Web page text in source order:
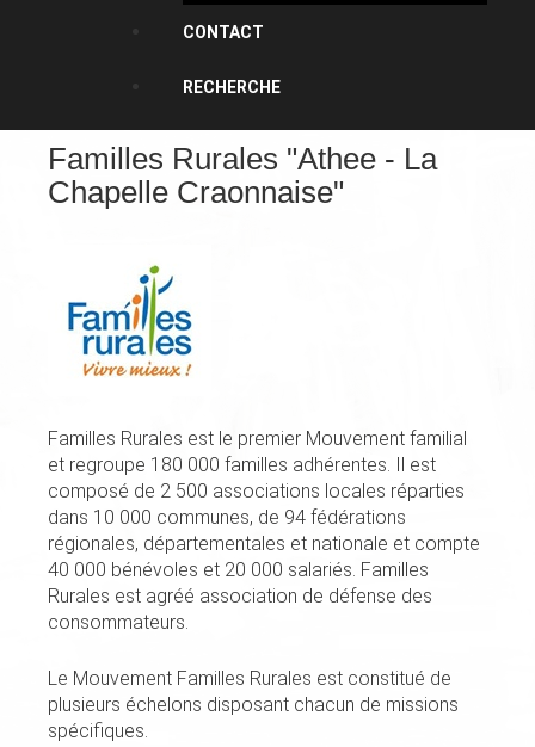
CONTACT
RECHERCHE
Familles Rurales "Athee - La
Chapelle Craonnaise"
Familles Rurales est le premier Mouvement familial
et regroupe 180 000 familles adhérentes. Il est
composé de 2 500 associations locales réparties
dans 10 000 communes, de 94 fédérations
régionales, départementales et nationale et compte
40 000 bénévoles et 20 000 salariés. Familles
Rurales est agréé association de défense des
consommateurs.
Le Mouvement Familles Rurales est constitué de
plusieurs échelons disposant chacun de missions
spécifiques.